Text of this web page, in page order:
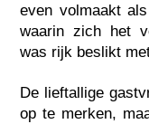
even volmaakt
waarin zich het
was rijk beslikt
De lieftallige
op te merken,